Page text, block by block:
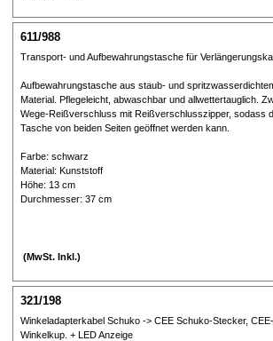
611/988
Transport- und Aufbewahrungstasche für
Aufbewahrungstasche aus staub- und
Material. Pflegeleicht, abwaschbar und allwettertauglich.
Wege-Reißverschluss mit Reißverschlusszipper, sodass
Tasche von beiden Seiten geöffnet werden kann.
Farbe: schwarz
Material: Kunststoff
Höhe: 13 cm
Durchmesser: 37 cm
(MwSt. Inkl.)
321/198
Winkeladapterkabel Schuko -> CEE Schuko-Stecker, CEE-
Winkelkup. + LED Anzeige